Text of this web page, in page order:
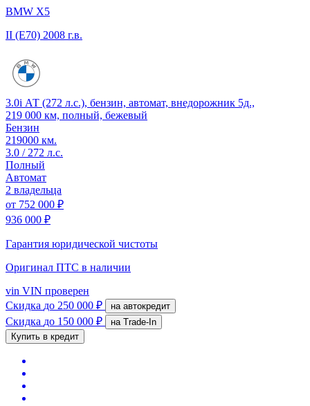
BMW X5
II (E70) 2008 г.в.
3.0i АТ (272 л.с.), бензин, автомат, внедорожник 5д.,
219 000 км, полный, бежевый
Бензин
219000 км.
3.0 / 272 л.с.
Полный
Автомат
2 владельца
от 752 000 ₽
936 000 ₽
Гарантия юридической чистоты
Оригинал ПТС в наличии
vin VIN проверен
Скидка до 250 000 ₽ на автокредит
Скидка до 150 000 ₽
на Trade-In
Купить в кредит